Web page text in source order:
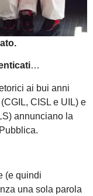
…
ai bui anni
CISL e UIL) e
annunciano la
(e quindi
una sola parola